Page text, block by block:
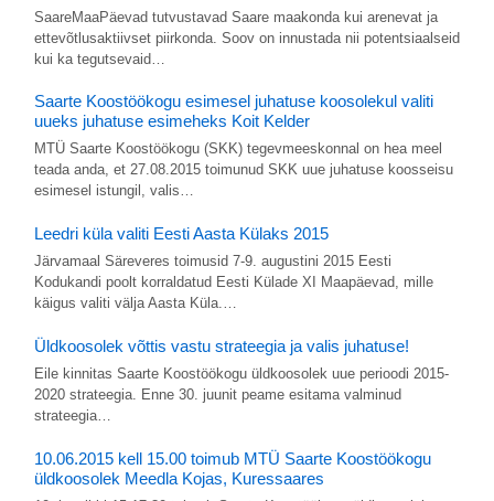
SaareMaaPäevad tutvustavad Saare maakonda kui arenevat ja
ettevõtlusaktiivset piirkonda. Soov on innustada nii potentsiaalseid
kui ka tegutsevaid…
Saarte Koostöökogu esimesel juhatuse koosolekul valiti
uueks juhatuse esimeheks Koit Kelder
MTÜ Saarte Koostöökogu (SKK) tegevmeeskonnal on hea meel
teada anda, et 27.08.2015 toimunud SKK uue juhatuse koosseisu
esimesel istungil, valis…
Leedri küla valiti Eesti Aasta Külaks 2015
Järvamaal Säreveres toimusid 7-9. augustini 2015 Eesti
Kodukandi poolt korraldatud Eesti Külade XI Maapäevad, mille
käigus valiti välja Aasta Küla.…
Üldkoosolek võttis vastu strateegia ja valis juhatuse!
Eile kinnitas Saarte Koostöökogu üldkoosolek uue perioodi 2015-
2020 strateegia. Enne 30. juunit peame esitama valminud
strateegia…
10.06.2015 kell 15.00 toimub MTÜ Saarte Koostöökogu
üldkoosolek Meedla Kojas, Kuressaares